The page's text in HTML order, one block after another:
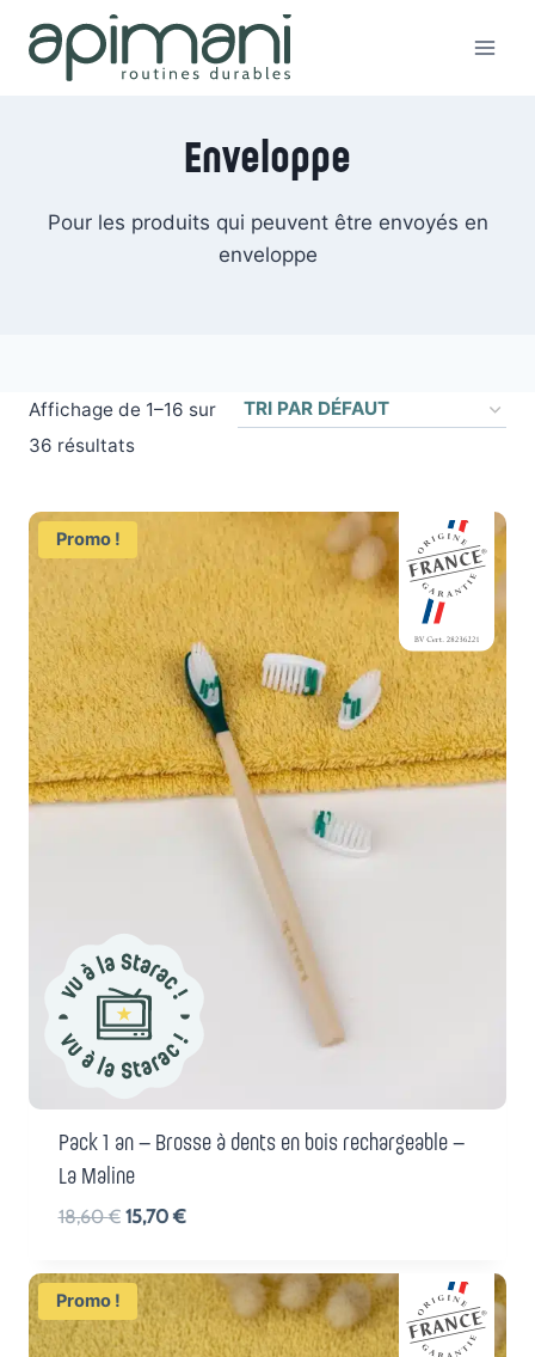
contenu
Enveloppe
Pour les produits qui peuvent être envoyés en
enveloppe
Affichage de 1–16 sur
36 résultats
Promo !
Pack 1 an – Brosse à dents en bois rechargeable –
La Maline
18,60€ Le
initial
était :
18,60 €.
15,70€Le
actuel
est :
15,70 €.
Promo !